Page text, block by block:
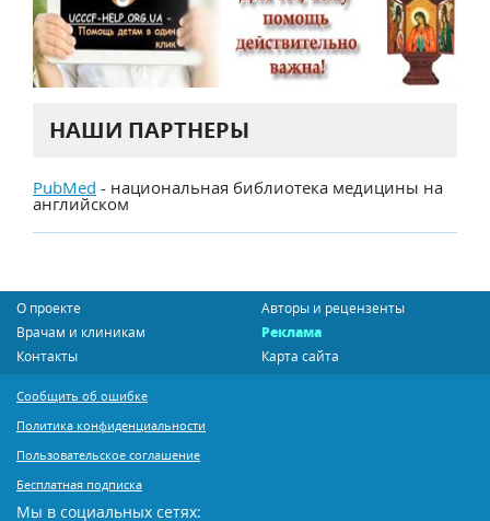
НАШИ ПАРТНЕРЫ
PubMed - национальная библиотека медицины на
английском
О проекте
Авторы и рецензенты
Врачам и клиникам
Реклама
Контакты
Карта сайта
Сообщить об ошибке
Политика конфиденциальности
Пользовательское соглашение
Бесплатная подписка
Мы в социальных сетях: